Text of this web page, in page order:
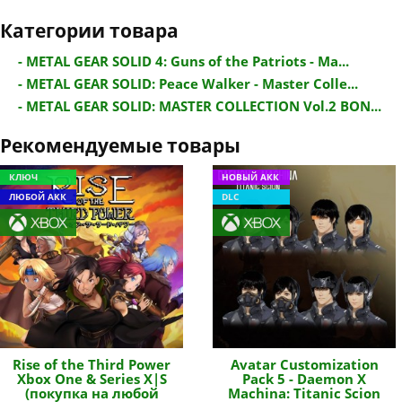
Категории товара
- METAL GEAR SOLID 4: Guns of the Patriots - Ma...
- METAL GEAR SOLID: Peace Walker - Master Colle...
- METAL GEAR SOLID: MASTER COLLECTION Vol.2 BON...
Рекомендуемые товары
КЛЮЧ
ЛЮБОЙ АКК
Rise of the Third Power
Xbox One & Series X|S
(покупка на любой
НОВЫЙ АКК
DLC
Avatar Customization
Pack 5 - Daemon X
Machina: Titanic Scion